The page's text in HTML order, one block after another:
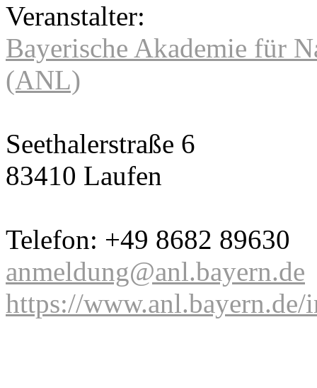
Veranstalter:
Bayerische Akademie für
(ANL)
Seethalerstraße 6
83410 Laufen
Telefon: +49 8682 89630
anmeldung@anl.bayern.de
https://www.anl.bayern.de/